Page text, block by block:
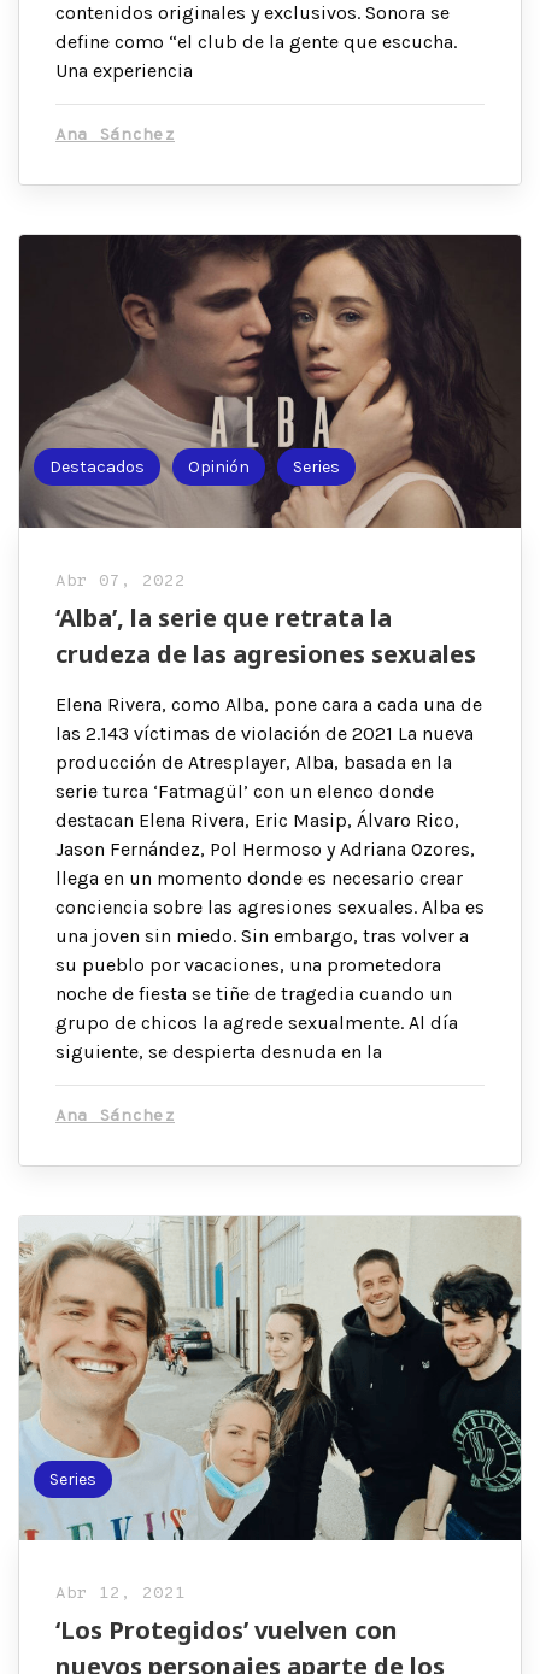
contenidos originales y exclusivos. Sonora se
define como “el club de la gente que escucha.
Una experiencia
Ana Sánchez
Destacados Opinión Series
Abr 07, 2022
‘Alba’, la serie que retrata la
crudeza de las agresiones sexuales
Elena Rivera, como Alba, pone cara a cada una de
las 2.143 víctimas de violación de 2021 La nueva
producción de Atresplayer, Alba, basada en la
serie turca ‘Fatmagül’ con un elenco donde
destacan Elena Rivera, Eric Masip, Álvaro Rico,
Jason Fernández, Pol Hermoso y Adriana Ozores,
llega en un momento donde es necesario crear
conciencia sobre las agresiones sexuales. Alba es
una joven sin miedo. Sin embargo, tras volver a
su pueblo por vacaciones, una prometedora
noche de fiesta se tiñe de tragedia cuando un
grupo de chicos la agrede sexualmente. Al día
siguiente, se despierta desnuda en la
Ana Sánchez
Series
Abr 12, 2021
‘Los Protegidos’ vuelven con
nuevos personajes aparte de los